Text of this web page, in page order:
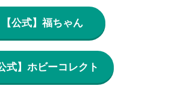
【公式】福ちゃん
式】ホビーコレクト